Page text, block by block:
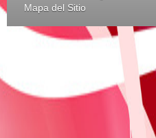
Mapa del Sitio